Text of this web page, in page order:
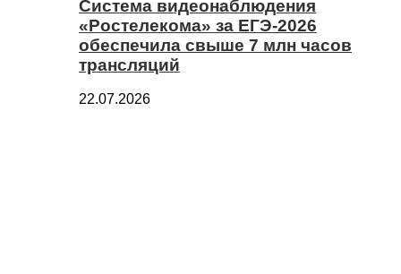
Система видеонаблюдения
«Ростелекома» за ЕГЭ-2026
обеспечила свыше 7 млн часов
трансляций
22.07.2026